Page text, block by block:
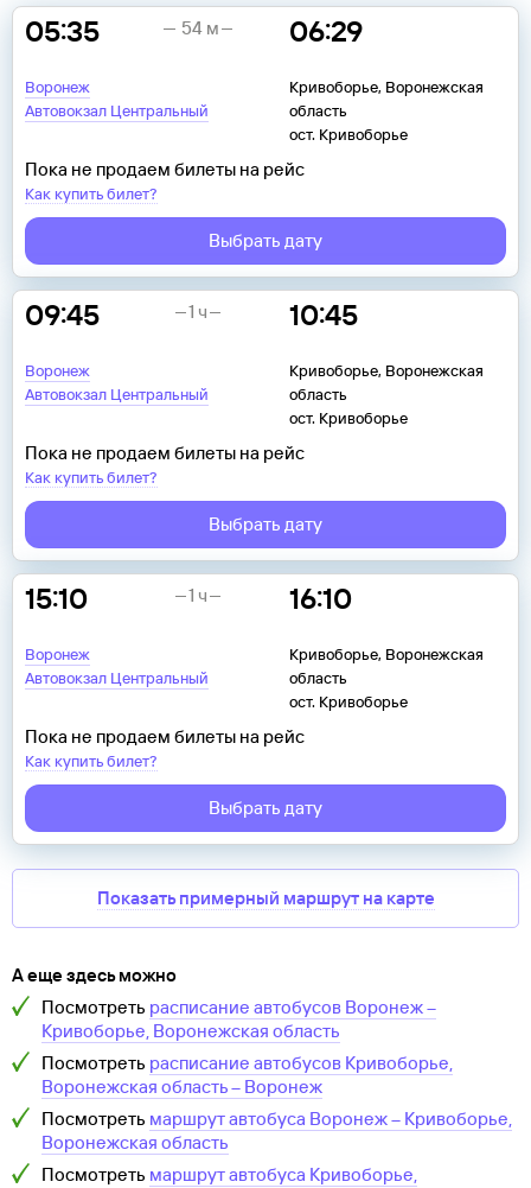
05:35
Воронеж
Автовокзал Центральный
06:29
Кривоборье, Воронежская
область
ост. Кривоборье
54 м
Пока не продаем билеты на рейс
Как купить билет?
Выбрать дату
09:45
Воронеж
Автовокзал Центральный
10:45
Кривоборье, Воронежская
область
ост. Кривоборье
1 ч
Пока не продаем билеты на рейс
Как купить билет?
Выбрать дату
15:10
Воронеж
Автовокзал Центральный
16:10
Кривоборье, Воронежская
область
ост. Кривоборье
1 ч
Пока не продаем билеты на рейс
Как купить билет?
Выбрать дату
Показать примерный маршрут на карте
А еще здесь можно
Посмотреть расписание автобусов Воронеж–
Кривоборье, Воронежская область
Посмотреть расписание автобусов Кривоборье,
Воронежская область– Воронеж
Посмотреть маршрут автобуса Воронеж– Кривоборье,
Воронежская область
Посмотреть маршрут автобуса Кривоборье,